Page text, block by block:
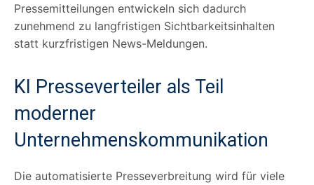
Pressemitteilungen entwickeln sich dadurch
zunehmend zu langfristigen Sichtbarkeitsinhalten
statt kurzfristigen News-Meldungen.
KI Presseverteiler als Teil
moderner
Unternehmenskommunikation
Die automatisierte Presseverbreitung wird für viele